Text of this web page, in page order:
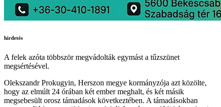
hirdetés
A felek azóta többször megvádolták egymást a tűzszünet
megsértésével.
Olekszandr Prokugyin, Herszon megye kormányzója azt közölte,
hogy az elmúlt 24 órában két ember meghalt, és két másik
megsebesült orosz támadások következtében. A támadásokban